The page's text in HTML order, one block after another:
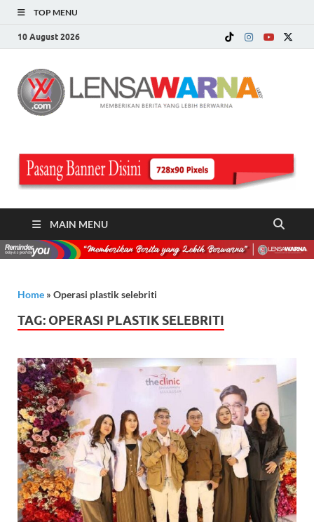
TOP MENU
10 August 2026
MAIN MENU
Home » Operasi plastik selebriti
TAG: OPERASI PLASTIK SELEBRITI